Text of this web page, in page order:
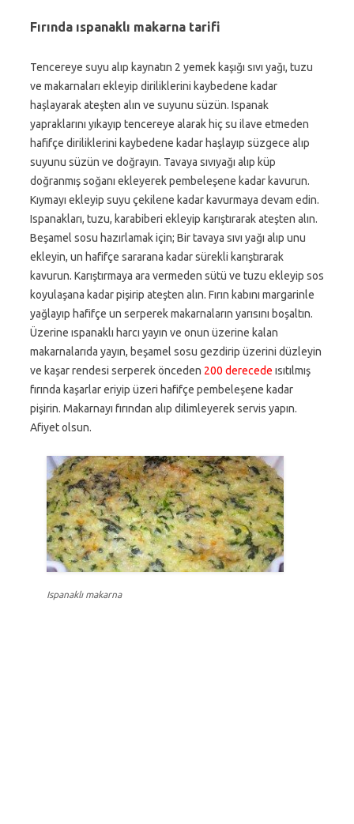
Fırında ıspanaklı makarna tarifi
Tencereye suyu alıp kaynatın 2 yemek kaşığı sıvı yağı, tuzu
ve makarnaları ekleyip diriliklerini kaybedene kadar
haşlayarak ateşten alın ve suyunu süzün. Ispanak
yapraklarını yıkayıp tencereye alarak hiç su ilave etmeden
hafifçe diriliklerini kaybedene kadar haşlayıp süzgece alıp
suyunu süzün ve doğrayın. Tavaya sıvıyağı alıp küp
doğranmış soğanı ekleyerek pembeleşene kadar kavurun.
Kıymayı ekleyip suyu çekilene kadar kavurmaya devam edin.
Ispanakları, tuzu, karabiberi ekleyip karıştırarak ateşten alın.
Beşamel sosu hazırlamak için; Bir tavaya sıvı yağı alıp unu
ekleyin, un hafifçe sararana kadar sürekli karıştırarak
kavurun. Karıştırmaya ara vermeden sütü ve tuzu ekleyip sos
koyulaşana kadar pişirip ateşten alın. Fırın kabını margarinle
yağlayıp hafifçe un serperek makarnaların yarısını boşaltın.
Üzerine ıspanaklı harcı yayın ve onun üzerine kalan
makarnalarıda yayın, beşamel sosu gezdirip üzerini düzleyin
ve kaşar rendesi serperek önceden 200 derecede ısıtılmış
fırında kaşarlar eriyip üzeri hafifçe pembeleşene kadar
pişirin. Makarnayı fırından alıp dilimleyerek servis yapın.
Afiyet olsun.
Ispanaklı makarna